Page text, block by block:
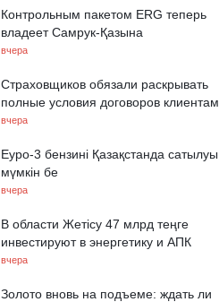
Контрольным пакетом ERG теперь
владеет Самрук-Қазына
вчера
Страховщиков обязали раскрывать
полные условия договоров клиентам
вчера
Еуро-3 бензині Қазақстанда сатылуы
мүмкін бе
вчера
В области Жетісу 47 млрд теңге
инвестируют в энергетику и АПК
вчера
Золото вновь на подъеме: ждать ли